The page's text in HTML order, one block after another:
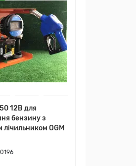
12В для
бензину з
OGM